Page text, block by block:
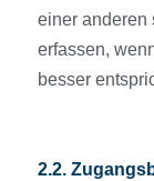
einer anderen
erfassen,
besser
2.2.